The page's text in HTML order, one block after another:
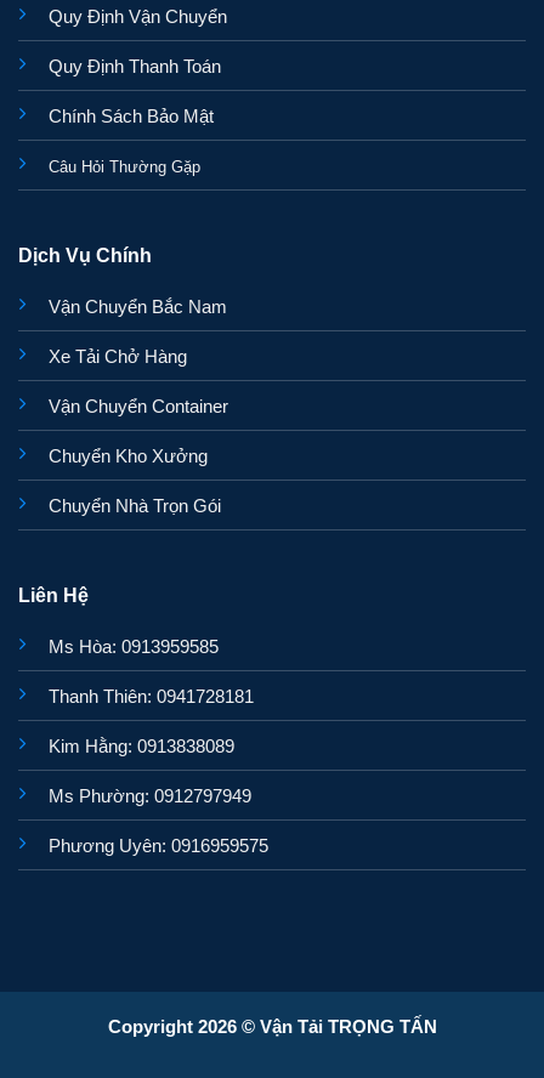
Quy Định Vận Chuyển
Quy Định Thanh Toán
Chính Sách Bảo Mật
Câu Hỏi Thường Gặp
Dịch Vụ Chính
Vận Chuyển Bắc Nam
Xe Tải Chở Hàng
Vận Chuyển Container
Chuyển Kho Xưởng
Chuyển Nhà Trọn Gói
Liên Hệ
Ms Hòa: 0913959585
Thanh Thiên: 0941728181
Kim Hằng: 0913838089
Ms Phường: 0912797949
Phương Uyên: 0916959575
Copyright 2026 © Vận Tải TRỌNG TẤN